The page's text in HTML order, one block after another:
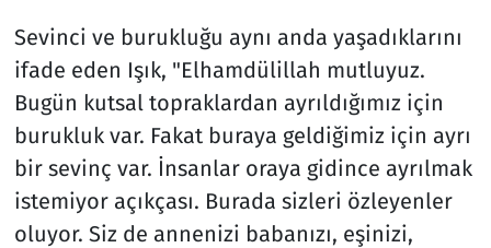
Sevinci ve burukluğu aynı anda yaşadıklarını
ifade eden Işık, "Elhamdülillah mutluyuz.
Bugün kutsal topraklardan ayrıldığımız için
burukluk var. Fakat buraya geldiğimiz için ayrı
bir sevinç var. İnsanlar oraya gidince ayrılmak
istemiyor açıkçası. Burada sizleri özleyenler
oluyor. Siz de annenizi babanızı, eşinizi,